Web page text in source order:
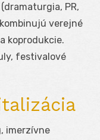
PR,
verejné
koprodukcie.
festivalové
imerzívne